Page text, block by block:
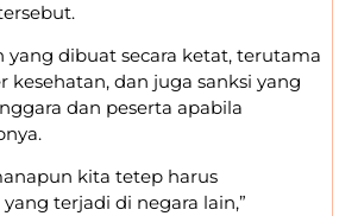
yang dibuat secara ketat, terutama
kesehatan, dan juga sanksi yang
dan peserta apabila
kita tetep harus
terjadi di negara lain,”